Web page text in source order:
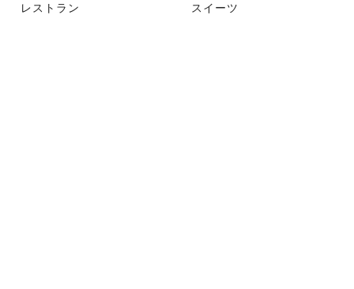
レストラン スイーツ